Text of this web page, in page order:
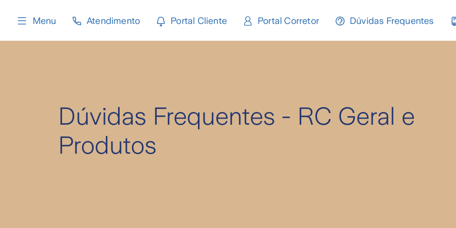
Menu Atendimento Portal Cliente Portal Corretor Dúvidas Frequentes
Dúvidas Frequentes - RC Geral e
Produtos